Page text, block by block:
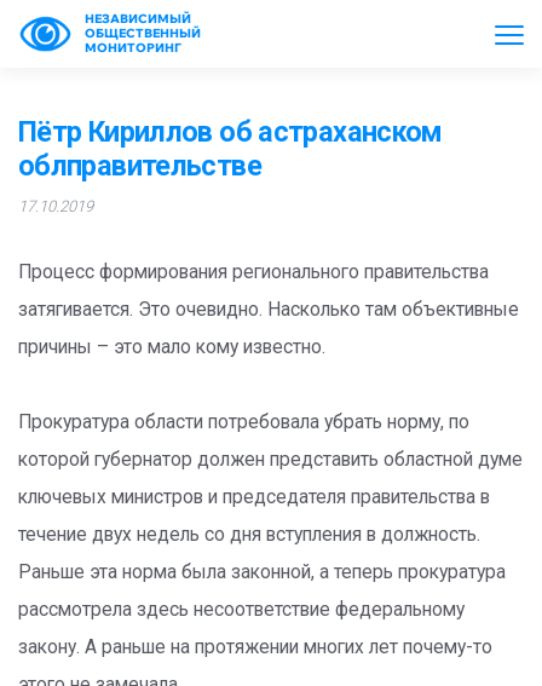
НЕЗАВИСИМЫЙ
ОБЩЕСТВЕННЫЙ
МОНИТОРИНГ
Пётр Кириллов об астраханском
облправительстве
17.10.2019
Процесс формирования регионального правительства
затягивается. Это очевидно. Насколько там объективные
причины – это мало кому известно.
Прокуратура области потребовала убрать норму, по
которой губернатор должен представить областной думе
ключевых министров и председателя правительства в
течение двух недель со дня вступления в должность.
Раньше эта норма была законной, а теперь прокуратура
рассмотрела здесь несоответствие федеральному
закону. А раньше на протяжении многих лет почему-то